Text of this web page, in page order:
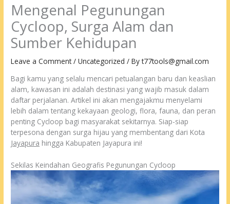
Mengenal Pegunungan
Cycloop, Surga Alam dan
Sumber Kehidupan
Leave a Comment /Uncategorized / Byt77tools@gmail.com
Bagi kamu yang selalu mencari petualangan baru dan keaslian
alam, kawasan ini adalah destinasi yang wajib masuk dalam
daftar perjalanan. Artikel ini akan mengajakmu menyelami
lebih dalam tentang kekayaan geologi, flora, fauna, dan peran
penting Cycloop bagi masyarakat sekitarnya. Siap-siap
terpesona dengan surga hijau yang membentang dari Kota
Jayapura hingga Kabupaten Jayapura ini!
Sekilas Keindahan Geografis Pegunungan Cycloop